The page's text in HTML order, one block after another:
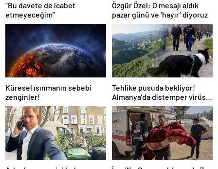
“Bu davete de icabet
etmeyeceğim”
Özgür Özel: O mesajı aldık
pazar günü ve ‘hayır’ diyoruz
Küresel ısınmanın sebebi
zenginler!
Tehlike pusuda bekliyor!
Almanya’da distemper virüsü
yayılıyor: Çoğu
kurtarılamayacak!